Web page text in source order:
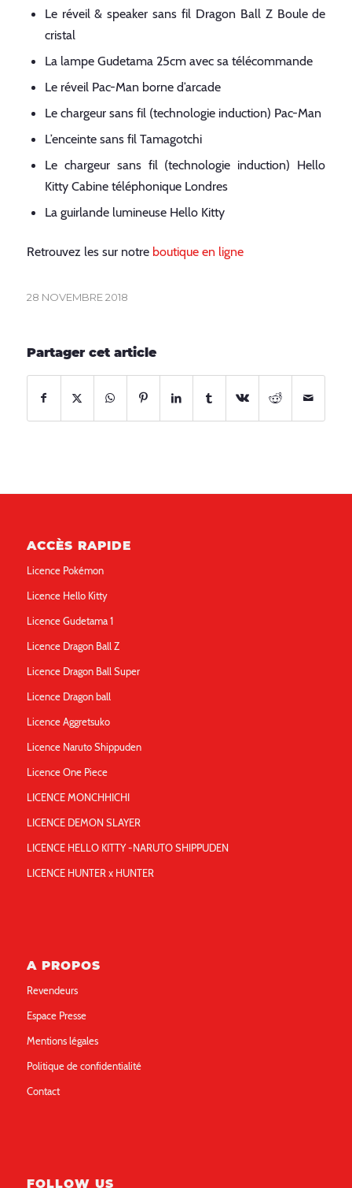
Le réveil & speaker sans fil Dragon Ball Z Boule de
cristal
La lampe Gudetama 25cm avec sa télécommande
Le réveil Pac-Man borne d’arcade
Le chargeur sans fil (technologie induction) Pac-Man
L’enceinte sans fil Tamagotchi
Le chargeur sans fil (technologie induction) Hello
Kitty Cabine téléphonique Londres
La guirlande lumineuse Hello Kitty
Retrouvez les sur notre boutique en ligne
28 NOVEMBRE 2018
Partager cet article
ACCÈS RAPIDE
Licence Pokémon
Licence Hello Kitty
Licence Gudetama 1
Licence Dragon Ball Z
Licence Dragon Ball Super
Licence Dragon ball
Licence Aggretsuko
Licence Naruto Shippuden
Licence One Piece
LICENCE MONCHHICHI
LICENCE DEMON SLAYER
LICENCE HELLO KITTY -NARUTO SHIPPUDEN
LICENCE HUNTER x HUNTER
A PROPOS
Revendeurs
Espace Presse
Mentions légales
Politique de confidentialité
Contact
FOLLOW US